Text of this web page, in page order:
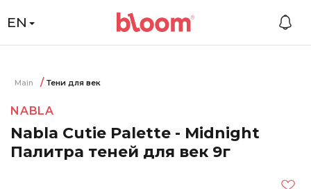
EN
Main Тени для век
NABLA
Nabla Cutie Palette - Midnight
Палитра теней для век 9г